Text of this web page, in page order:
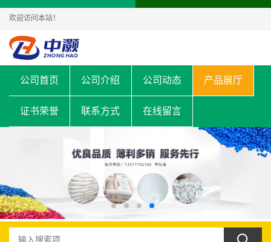
欢迎访问本站！
公司首页 公司介绍 公司动态 产品展厅
证书荣誉 联系方式 在线留言